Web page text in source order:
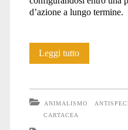
d’azione a lungo termine.
Leggi tuttoQuando
ANIMALISMO
CARTACEA